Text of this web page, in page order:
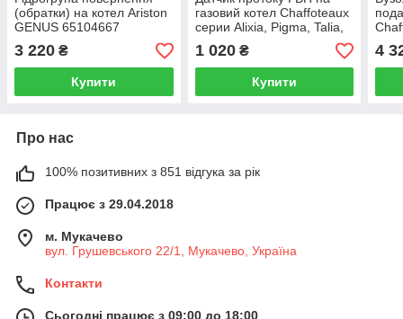
(обратки) на котел Ariston
GENUS 65104667
3 220 ₴
Купити
газовий котел Chaffoteaux
серии Alixia, Pigma, Talia,
Niagara (EVO, GREEN)
60000870
1 020₴
Купити
4
Про нас
100% позитивних з 851 відгука за рік
Працює з 29.04.2018
м. Мукачево
вул. Грушевського 22/1, Мукачево, Україна
Контакти
Сьогодні працює з 09:00 до 18:00